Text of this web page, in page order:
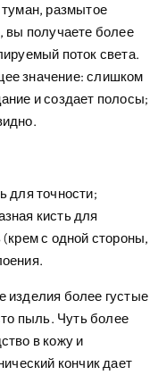
размытое
вы получаете более
поток света.
значение: слишком
и создает полосы;
для точности;
кисть для
с одной стороны,
изделия более густые
пыль. Чуть более
в кожу и
кончик дает